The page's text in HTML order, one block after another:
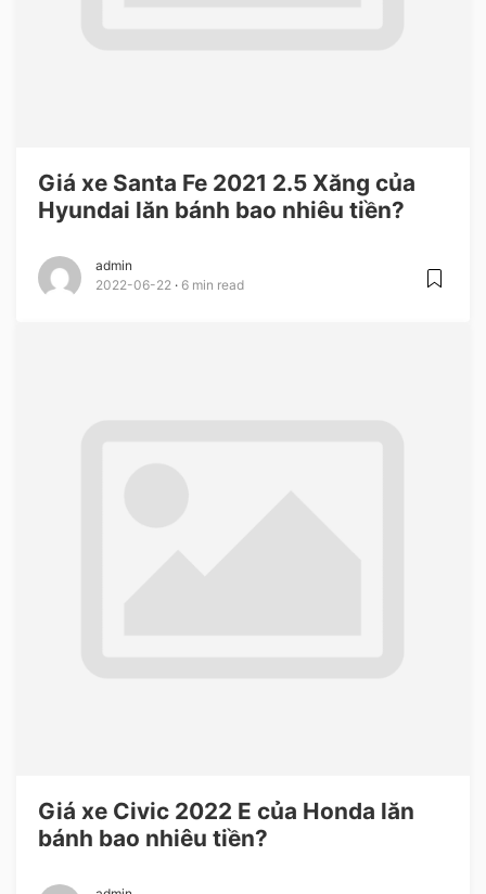
Giá xe Santa Fe 2021 2.5 Xăng của
Hyundai lăn bánh bao nhiêu tiền?
admin
2022-06-22
6 min read
Giá xe Civic 2022 E của Honda lăn
bánh bao nhiêu tiền?